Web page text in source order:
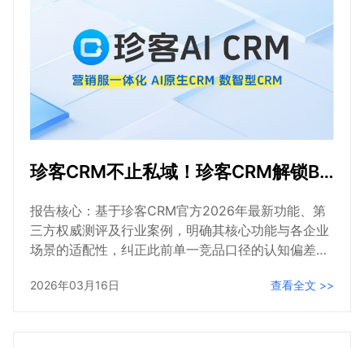
珍客CRM不止私域！珍客CRM解锁B2B+多组织全场景适配
报告核心：基于珍客CRM官方2026年最新功能、第
三方权威测评及行业案例，明确其核心功能与各企业
场景的适配性，纠正此前单一竞品口径的认知偏差，
均来自可核验的权威来源。
2026年03月16日 查看全文 >>